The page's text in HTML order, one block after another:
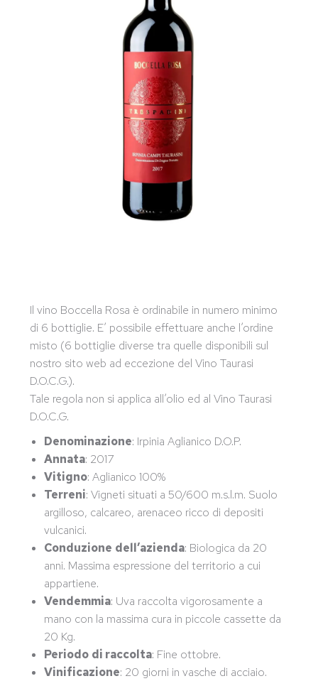
Il vino Boccella Rosa è ordinabile in numero minimo
di 6 bottiglie. E’ possibile effettuare anche l’ordine
misto (6 bottiglie diverse tra quelle disponibili sul
nostro sito web ad eccezione del Vino Taurasi
D.O.C.G.).
Tale regola non si applica all’olio ed al Vino Taurasi
D.O.C.G.
Denominazione: Irpinia Aglianico D.O.P.
Annata: 2017
Vitigno: Aglianico 100%
Terreni: Vigneti situati a 50/600 m.s.l.m. Suolo
argilloso, calcareo, arenaceo ricco di depositi
vulcanici.
Conduzione dell’azienda: Biologica da 20
anni. Massima espressione del territorio a cui
appartiene.
Vendemmia: Uva raccolta vigorosamente a
mano con la massima cura in piccole cassette da
20 Kg.
Periodo di raccolta: Fine ottobre.
Vinificazione: 20 giorni in vasche di acciaio.